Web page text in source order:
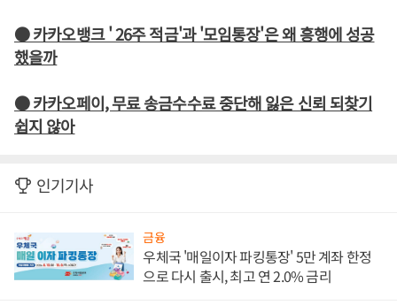
● 카카오뱅크 ' 26주 적금'과 '모임통장'은 왜 흥행에 성공
했을까
● 카카오페이, 무료 송금수수료 중단해 잃은 신뢰 되찾기
쉽지 않아
인기기사
금융
우체국 '매일이자 파킹통장' 5만 계좌 한정
으로 다시 출시, 최고 연 2.0% 금리